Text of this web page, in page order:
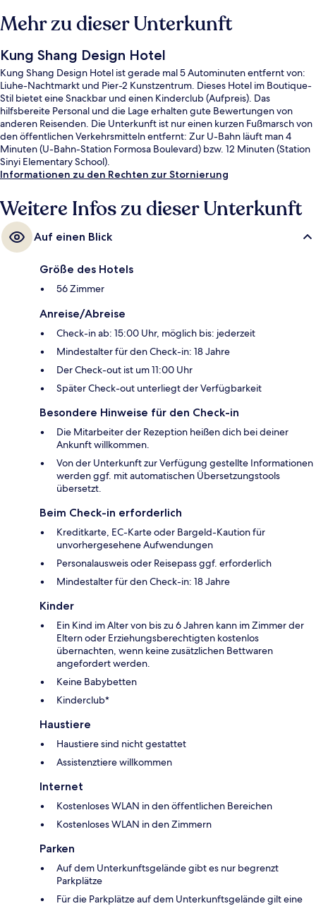
Mehr zu dieser Unterkunft
Kung Shang Design Hotel
Kung Shang Design Hotel ist gerade mal 5 Autominuten entfernt von:
Liuhe-Nachtmarkt und Pier-2 Kunstzentrum. Dieses Hotel im Boutique-
Stil bietet eine Snackbar und einen Kinderclub (Aufpreis). Das
hilfsbereite Personal und die Lage erhalten gute Bewertungen von
anderen Reisenden. Die Unterkunft ist nur einen kurzen Fußmarsch von
den öffentlichen Verkehrsmitteln entfernt: Zur U-Bahn läuft man 4
Minuten (U-Bahn-Station Formosa Boulevard) bzw. 12 Minuten (Station
Sinyi Elementary School).
Informationen zu den Rechten zur Stornierung
Weitere Infos zu dieser Unterkunft
Auf einen Blick
Größe des Hotels
56 Zimmer
Anreise/Abreise
Check-in ab: 15:00 Uhr, möglich bis: jederzeit
Mindestalter für den Check-in: 18 Jahre
Der Check-out ist um 11:00 Uhr
Später Check-out unterliegt der Verfügbarkeit
Besondere Hinweise für den Check-in
Die Mitarbeiter der Rezeption heißen dich bei deiner
Ankunft willkommen.
Von der Unterkunft zur Verfügung gestellte Informationen
werden ggf. mit automatischen Übersetzungstools
übersetzt.
Beim Check-in erforderlich
Kreditkarte, EC-Karte oder Bargeld-Kaution für
unvorhergesehene Aufwendungen
Personalausweis oder Reisepass ggf. erforderlich
Mindestalter für den Check-in: 18 Jahre
Kinder
Ein Kind im Alter von bis zu 6 Jahren kann im Zimmer der
Eltern oder Erziehungsberechtigten kostenlos
übernachten, wenn keine zusätzlichen Bettwaren
angefordert werden.
Keine Babybetten
Kinderclub*
Haustiere
Haustiere sind nicht gestattet
Assistenztiere willkommen
Internet
Kostenloses WLAN in den öffentlichen Bereichen
Kostenloses WLAN in den Zimmern
Parken
Auf dem Unterkunftsgelände gibt es nur begrenzt
Parkplätze
Für die Parkplätze auf dem Unterkunftsgelände gilt eine